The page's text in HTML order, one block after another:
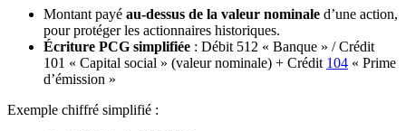
Montant payé au-dessus de la valeur nominale d’une action,
pour protéger les actionnaires historiques.
Écriture PCG simplifiée : Débit 512 « Banque » / Crédit
101 « Capital social » (valeur nominale) + Crédit 104 « Prime
d’émission »
Exemple chiffré simplifié :